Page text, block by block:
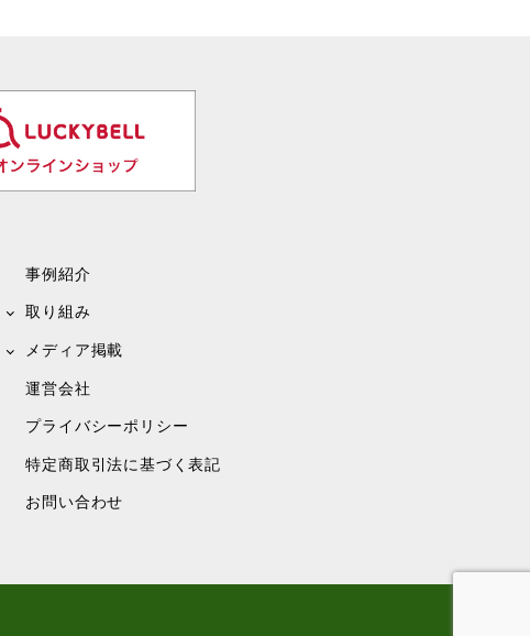
事例紹介
取り組み
メディア掲載
運営会社
プライバシーポリシー
特定商取引法に基づく表記
お問い合わせ